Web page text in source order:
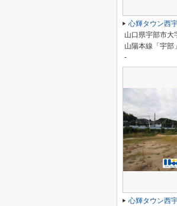
山口県宇部市大
山陽本線「宇部
-